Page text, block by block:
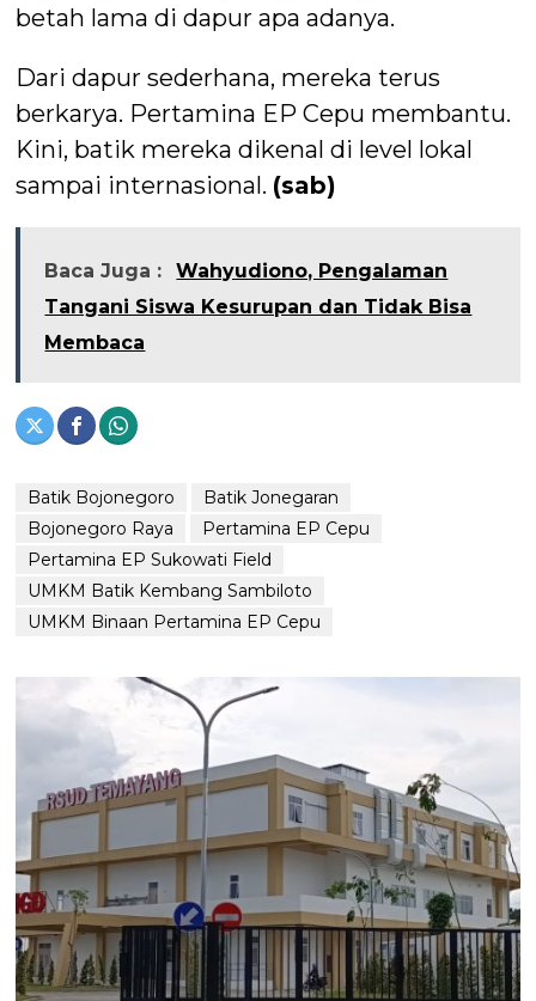
betah lama di dapur apa adanya.
Dari dapur sederhana, mereka terus
berkarya. Pertamina EP Cepu membantu.
Kini, batik mereka dikenal di level lokal
sampai internasional. (sab)
Baca Juga :
Wahyudiono, Pengalaman
Tangani Siswa Kesurupan dan Tidak Bisa
Membaca
Batik Bojonegoro
Batik Jonegaran
Bojonegoro Raya
Pertamina EP Cepu
Pertamina EP Sukowati Field
UMKM Batik Kembang Sambiloto
UMKM Binaan Pertamina EP Cepu